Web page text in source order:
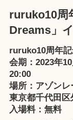
ruruko10周
Dreams」
ruruko10周年
会期：2023年
20:00
場所： アゾン
東京都千代田
入場料：無料